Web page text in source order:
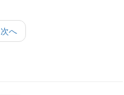
次へ